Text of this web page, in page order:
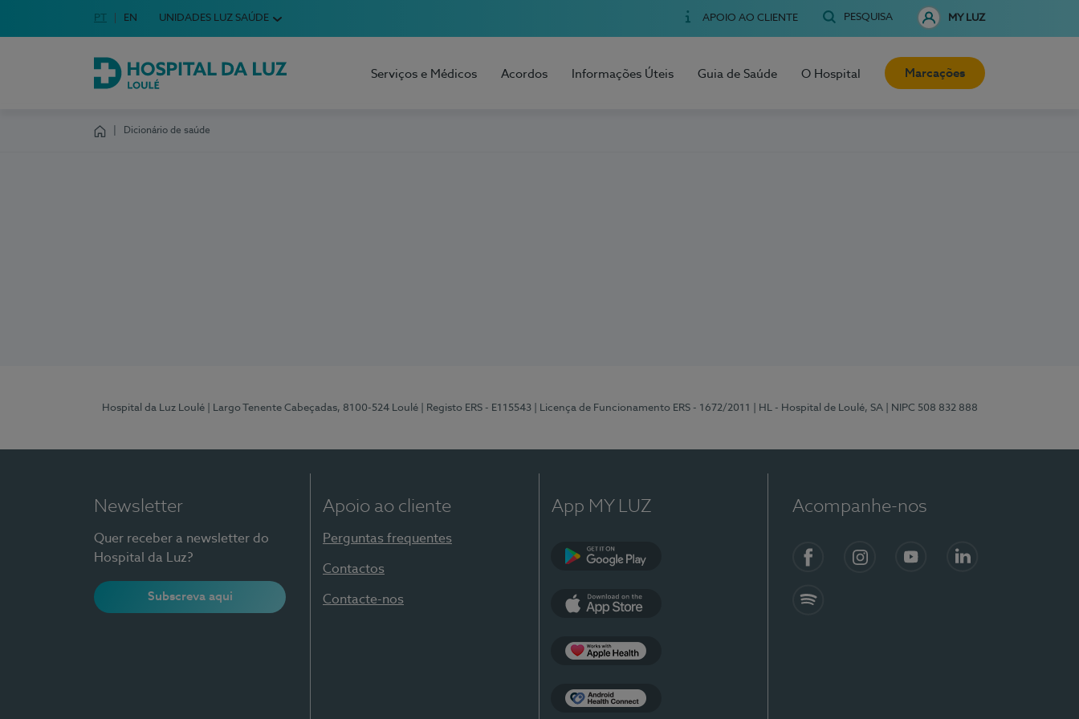
Escolha o seu idioma
Idioma em Português
PT English Language
EN UNIDADES LUZ SAÚDE APOIO AO CLIENTE PESQUISA MY LUZ
Hospital da Luz Loulé
Serviços e Médicos Acordos Informações Úteis Guia de Saúde O Hospital Marcações
Dicionário de saúde
Hospital da Luz Loulé | Largo Tenente Cabeçadas, 8100-524 Loulé | Registo ERS - E115543 | Licença de Funcionamento ERS - 1672/2011 | HL - Hospital de Loulé, SA | NIPC 508 832 888
Newsletter
Quer receber a newsletter do
Hospital da Luz?
Subscreva aqui
Apoio ao cliente
Perguntas frequentes
Contactos
Contacte-nos
App MY LUZ Acompanhe-nos